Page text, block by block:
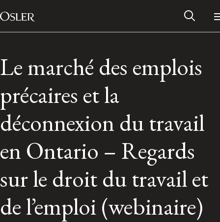
Passer au contenu
Main Navigation
Réseau des anciens d’Osler
Contactez-nous
Le marché des emplois
précaires et la
déconnexion du travail
en Ontario – Regards
sur le droit du travail et
de l’emploi (webinaire)